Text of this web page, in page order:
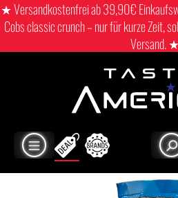
★ Versandkostenfrei ab 39,90€
Cobs classic crunch – nur für kurze Zeit,
Versand. ★